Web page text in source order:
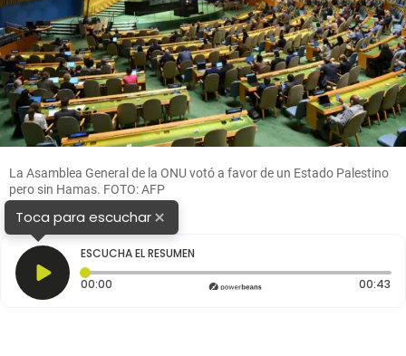
La Asamblea General de la ONU votó a favor de un Estado Palestino
pero sin Hamas. FOTO: AFP
Toca para escuchar×
ESCUCHA EL RESUMEN
00:00 Tiempo transcurrido: 0 segundos 00:43